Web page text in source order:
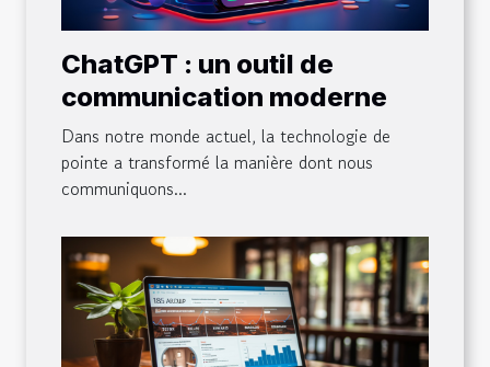
ChatGPT : un outil de
communication moderne
Dans notre monde actuel, la technologie de
pointe a transformé la manière dont nous
communiquons...